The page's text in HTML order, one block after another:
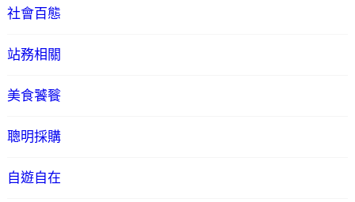
社會百態
站務相關
美食饕餮
聰明採購
自遊自在